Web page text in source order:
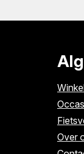
Over